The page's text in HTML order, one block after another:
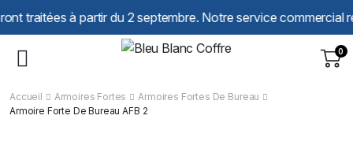
à partir du 2 septembre. Notre service commercial reste
0
Accueil Armoires Fortes
Armoires Fortes De Bureau
Armoire Forte De Bureau AFB 2
Panneau de gestion des cookies